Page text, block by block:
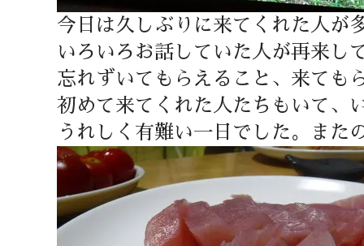
今日は久しぶりに来てくれた人が
いろいろお話していた人が再来し
忘れずいてもらえること、来ても
初めて来てくれた人たちもいて、
うれしく有難い一日でした。また